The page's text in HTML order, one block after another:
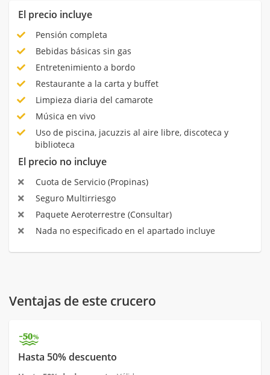
El precio incluye
Pensión completa
Bebidas básicas sin gas
Entretenimiento a bordo
Restaurante a la carta y buffet
Limpieza diaria del camarote
Música en vivo
Uso de piscina, jacuzzis al aire libre, discoteca y
biblioteca
El precio no incluye
Cuota de Servicio (Propinas)
Seguro Multirriesgo
Paquete Aeroterrestre (Consultar)
Nada no especificado en el apartado incluye
Ventajas de este crucero
Hasta 50% descuento